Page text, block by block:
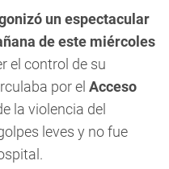
un espectacular
de este miércoles
el control de su
por el Acceso
la violencia del
leves y no fue